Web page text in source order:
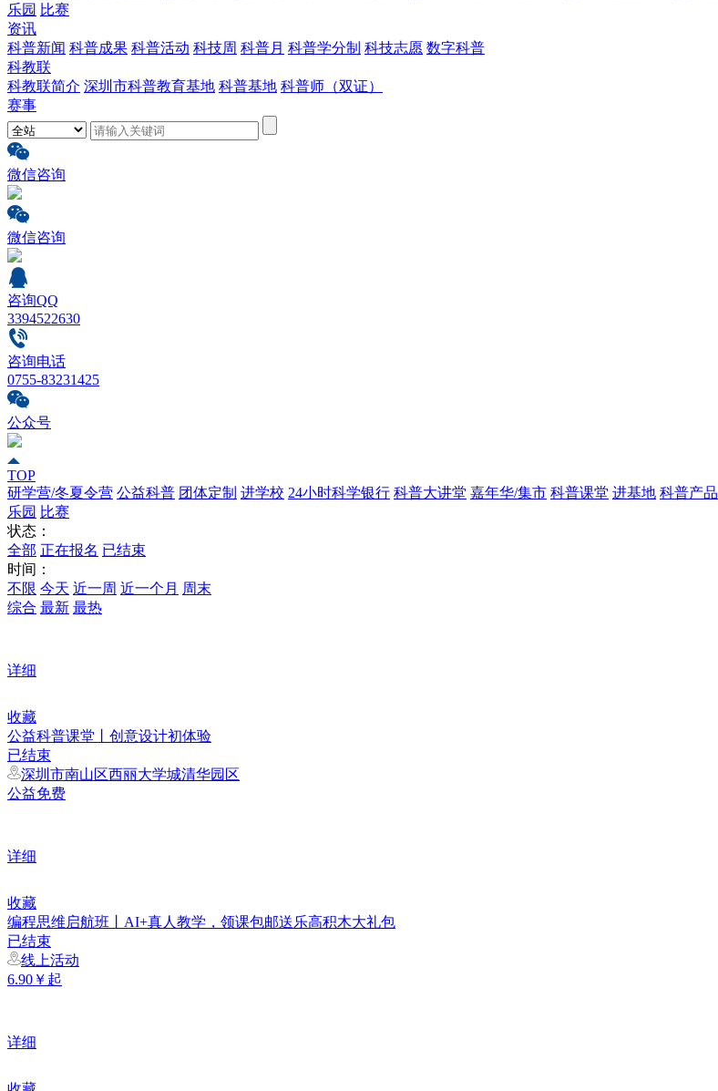
乐园 比赛
资讯
科普新闻 科普成果 科普活动 科技周 科普月 科普学分制 科技志愿 数字科普
科教联
科教联简介 深圳市科普教育基地 科普基地 科普师（双证）
赛事
微信咨询
微信咨询
咨询QQ
3394522630
咨询电话
0755-83231425
公众号
TOP
研学营/冬夏令营 公益科普 团体定制 进学校 24小时科学银行 科普大讲堂 嘉年华/集市 科普课堂 进基地 科普产品
乐园 比赛
状态：
全部 正在报名 已结束
时间：
不限 今天 近一周 近一个月 周末
综合 最新 最热
详细
收藏
公益科普课堂丨创意设计初体验
已结束
深圳市南山区西丽大学城清华园区
公益免费
详细
收藏
编程思维启航班丨AI+真人教学，领课包邮送乐高积木大礼包
已结束
线上活动
6.90￥起
详细